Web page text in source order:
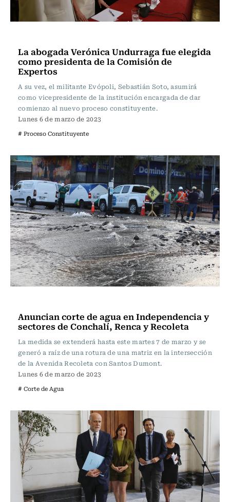
La abogada Verónica Undurraga fue elegida
como presidenta de la Comisión de
Expertos
A su vez, el militante Evópoli, Sebastián Soto, asumirá
como vicepresidente de la institución encargada de dar
comienzo al nuevo proceso constituyente.
Lunes 6 de marzo de 2023
# Proceso Constituyente
Anuncian corte de agua en Independencia y
sectores de Conchalí, Renca y Recoleta
La medida se extenderá hasta este martes 7 de marzo y se
generó a raíz de una rotura de una matriz en la intersección
de la Avenida Recoleta con Santos Dumont.
Lunes 6 de marzo de 2023
# Corte de Agua